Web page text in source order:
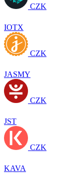
CZK
IOTX
CZK
JASMY
CZK
JST
CZK
KAVA